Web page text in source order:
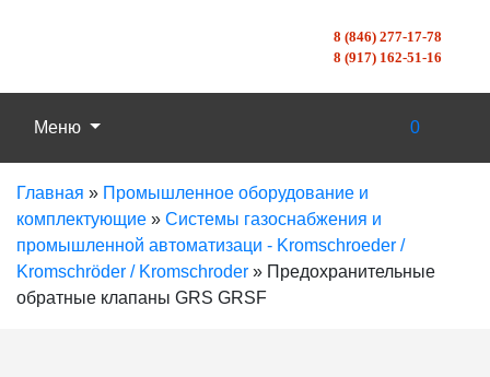
8 (846) 277-17-78
8 (917) 162-51-16
Меню 0
Главная » Промышленное оборудование и
комплектующие » Системы газоснабжения и
промышленной автоматизаци - Kromschroeder /
Kromschröder / Kromschroder » Предохранительные
обратные клапаны GRS GRSF